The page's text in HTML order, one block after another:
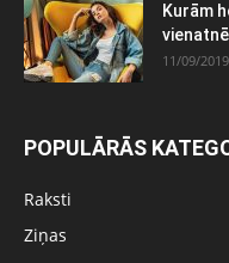
Kurām
11/09/2019
POPULĀRĀS
Raksti
Ziņas